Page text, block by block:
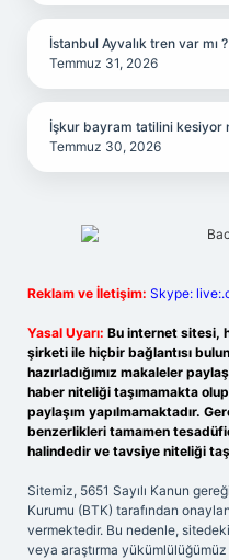
İstanbul Ayvalık tren var mı ?
Temmuz 31, 2026
İşkur bayram tatilini kesiyor
Temmuz 30, 2026
Reklam ve İletişim: Skype:
Yasal Uyarı: Bu internet sitesi,
şirketi ile hiçbir bağlantısı
hazırladığımız makaleler
haber niteliği taşımamakta
paylaşım yapılmamaktadır.
benzerlikleri tamamen
halindedir ve tavsiye niteliği
Sitemiz, 5651 Sayılı Kanun
Kurumu (BTK) tarafından
vermektedir. Bu nedenle,
veya araştırma